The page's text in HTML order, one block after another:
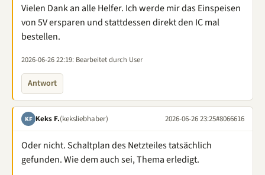
Vielen Dank an alle Helfer. Ich werde mir das Einspeisen
von 5V ersparen und stattdessen direkt den IC mal
bestellen.
2026-06-26 22:19: Bearbeitet durch User
Antwort
KF Keks F.(keksliebhaber) 2026-06-26 23:25#8066616
Oder nicht. Schaltplan des Netzteiles tatsächlich
gefunden. Wie dem auch sei, Thema erledigt.